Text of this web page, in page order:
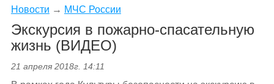
Новости → МЧС России
Экскурсия в пожарно-спасательную
жизнь (ВИДЕО)
21 апреля 2018г. 14:11